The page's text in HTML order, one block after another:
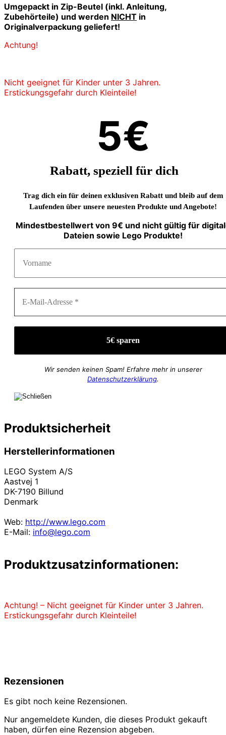
Umgepackt in Zip-Beutel (inkl. Anleitung,
Zubehörteile) und werden NICHT in
Originalverpackung geliefert!
Achtung!
Nicht geeignet für Kinder unter 3 Jahren.
Erstickungsgefahr durch Kleinteile!
5€
Rabatt, speziell für dich
Trag dich ein für deinen exklusiven Rabatt und bleib auf dem
Laufenden über unsere neuesten Produkte und Angebote!
Mindestbestellwert von 9€ und nicht gültig für
Dateien sowie Lego Produkte!
Wir senden keinen Spam! Erfahre mehr in unserer
Datenschutzerklärung.
Produktsicherheit
Herstellerinformationen
LEGO System A/S
Aastvej 1
DK-7190 Billund
Denmark
Web: http://www.lego.com
E-Mail: info@lego.com
Produktzusatzinformationen:
Achtung! – Nicht geeignet für Kinder unter 3 Jahren.
Erstickungsgefahr durch Kleinteile!
Rezensionen
Es gibt noch keine Rezensionen.
Nur angemeldete Kunden, die dieses Produkt gekauft
haben, dürfen eine Rezension abgeben.